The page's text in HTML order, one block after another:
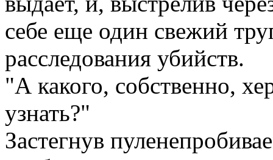
себе еще один свежий
расследования убийств.
"А какого, собственно,
узнать?"
Застегнув